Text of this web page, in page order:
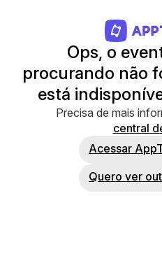
Ops, o
procurando não
está
Precisa de mais
central
Acessar
Quero ver